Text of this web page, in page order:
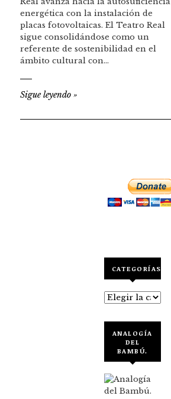
energética con la instalación de
placas fotovoltaicas. El Teatro Real
sigue consolidándose como un
referente de sostenibilidad en el
ámbito cultural con…
Sigue leyendo »
CATEGORÍAS
Categorías
ANALOGÍA
DEL
BAMBÚ.